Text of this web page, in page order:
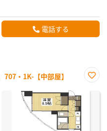
電話する
・1K-【中部屋】
に入